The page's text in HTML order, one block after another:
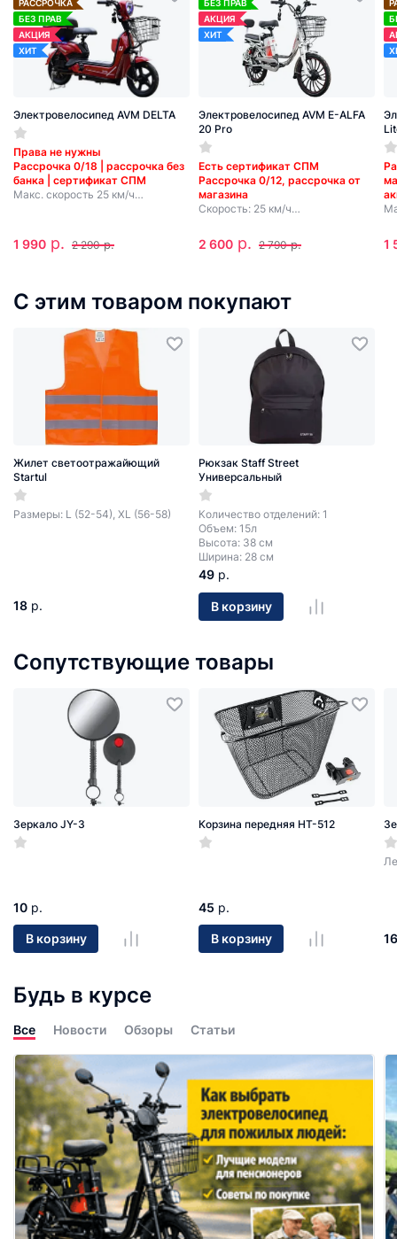
РАССРОЧКА
БЕЗ ПРАВ
АКЦИЯ
ХИТ
Электровелосипед AVM DELTA
Права не нужны
Рассрочка 0/18 | рассрочка без
банка | сертификат СПМ
Макс. скорость 25 км/ч
Несъемная батарея
1 990 р. 2 290 р.
БЕЗ ПРАВ
АКЦИЯ
ХИТ
Электровелосипед AVM E-ALFA
20 Pro
Есть сертификат СПМ
Рассрочка 0/12, рассрочка от
магазина
Скорость: 25 км/ч
Мощность: 250 Вт
Запас хода: до 50 км
2 600 р. 2 790 р. 1
С этим товаром покупают
Жилет светоотражайющий
Startul
Размеры: L (52-54), XL (56-58)
18 р.
Рюкзак Staff Street
Универсальный
Количество отделений: 1
Объем: 15л
Высота: 38 см
Ширина: 28 см
49 р.
В корзину
Сопутствующие товары
Зеркало JY-3
10 р.
В корзину
Корзина передняя HT-512
45 р.
В корзину 16
Будь в курсе
Все Новости Обзоры Статьи